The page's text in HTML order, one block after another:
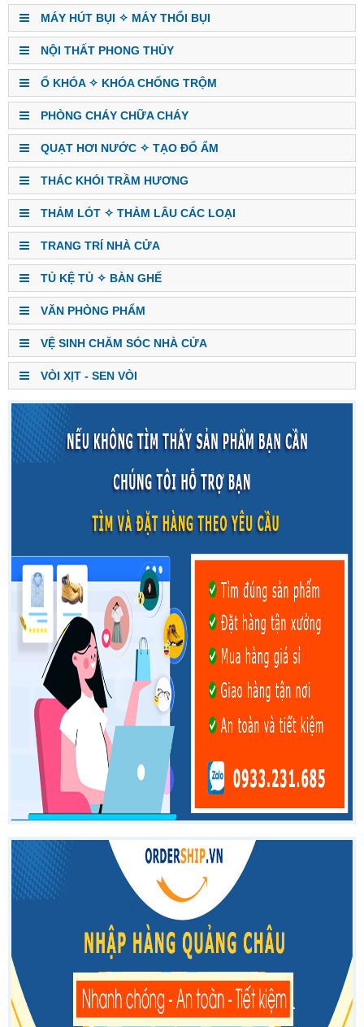
MÁY HÚT BỤI ✧ MÁY THỔI BỤI
NỘI THẤT PHONG THỦY
Ổ KHÓA ✧ KHÓA CHỐNG TRỘM
PHÒNG CHÁY CHỮA CHÁY
QUẠT HƠI NƯỚC ✧ TẠO ĐỔ ẨM
THÁC KHÓI TRẦM HƯƠNG
THẢM LÓT ✧ THẢM LÂU CÁC LOẠI
TRANG TRÍ NHÀ CỬA
TỦ KỆ TỦ ✧ BÀN GHẾ
VĂN PHÒNG PHẨM
VỆ SINH CHĂM SÓC NHÀ CỬA
VÒI XỊT - SEN VÒI